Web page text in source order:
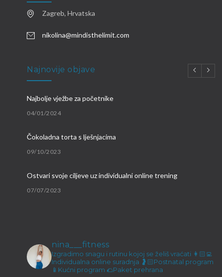
Zagreb, Hrvatska
nikolina@mindisthelimit.com
Najnovije objave
Najbolje vježbe za početnike
04/01/2024
Čokoladna torta s lješnjacima
09/10/2023
Ostvari svoje ciljeve uz individualni online trening
07/07/2023
Malene ručice i kokos keksići
23/12/2022
nina___fitness
Izgradimo snagu i rutinu kojoj se želiš vraćati 👩🏻‍💻
Individualna online suradnja 🤰🏻Postnatal program
📱Kućni program 🌮Paket prehrana